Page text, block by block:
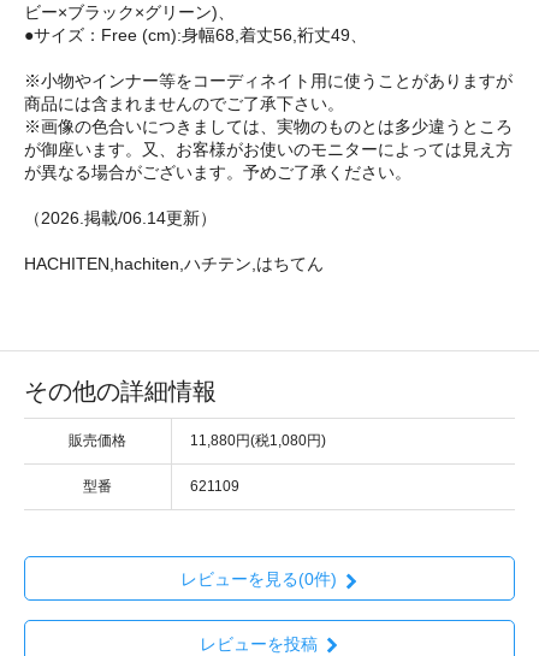
ビー×ブラック×グリーン)、
●サイズ：Free (cm):身幅68,着丈56,裄丈49、
※小物やインナー等をコーディネイト用に使うことがありますが
商品には含まれませんのでご了承下さい。
※画像の色合いにつきましては、実物のものとは多少違うところ
が御座います。又、お客様がお使いのモニターによっては見え方
が異なる場合がございます。予めご了承ください。
（2026.掲載/06.14更新）
HACHITEN,hachiten,ハチテン,はちてん
その他の詳細情報
販売価格 11,880円(税1,080円)
型番 621109
レビューを見る(0件)
レビューを投稿